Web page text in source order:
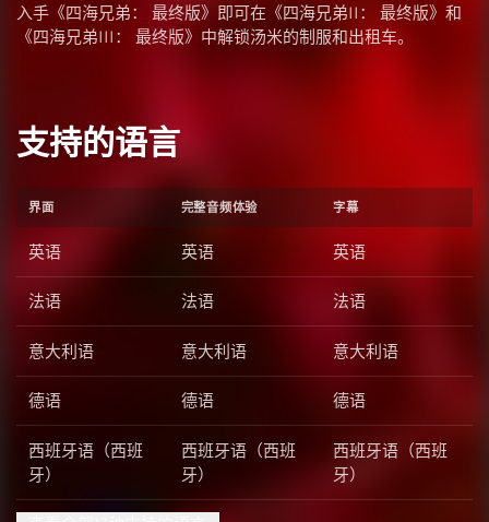
入手《四海兄弟： 最终版》即可在《四海兄弟II： 最终版》和
《四海兄弟III： 最终版》中解锁汤米的制服和出租车。
支持的语言
界面 完整音频体验 字幕
英语 英语 英语
法语 法语 法语
意大利语 意大利语 意大利语
德语 德语 德语
西班牙语（西班
牙）
西班牙语（西班
牙）
西班牙语（西班
牙）